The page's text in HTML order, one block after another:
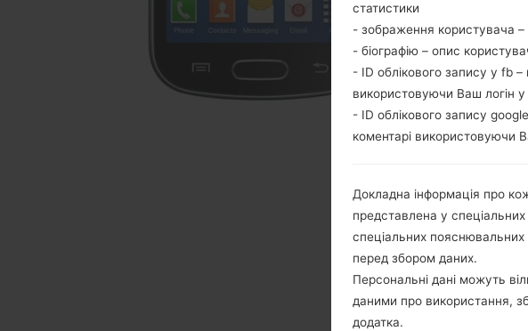
РОЗМІР ФАЙЛУ
ОПЕРАЦІЙНА
СИСТЕМА
CSC ВЕРСІЯ
ОПИС
1.ПЕРЕВІРТИ
статистики
- зображення користувача
- біографію – опис
- ID облікового запису у fb
використовуючи Ваш логін
- ID облікового запису
коментарі використовуючи
Докладна інформація про
представлена у спеціальних
спеціальних
перед збором даних.
Персональні дані можуть
даними про використання,
додатка.